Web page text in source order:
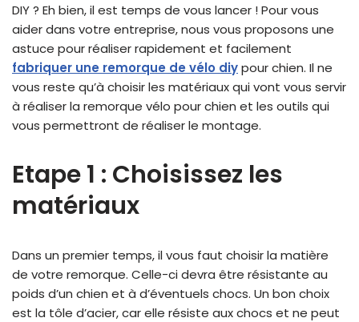
DIY ? Eh bien, il est temps de vous lancer ! Pour vous
aider dans votre entreprise, nous vous proposons une
astuce pour réaliser rapidement et facilement
fabriquer une remorque de vélo diypour chien. Il ne
vous reste qu’à choisir les matériaux qui vont vous servir
à réaliser la remorque vélo pour chien et les outils qui
vous permettront de réaliser le montage.
Etape 1 : Choisissez les
matériaux
Dans un premier temps, il vous faut choisir la matière
de votre remorque. Celle-ci devra être résistante au
poids d’un chien et à d’éventuels chocs. Un bon choix
est la tôle d’acier, car elle résiste aux chocs et ne peut